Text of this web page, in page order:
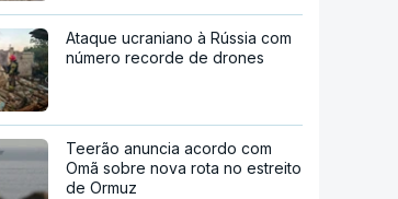
Ataque ucraniano à Rússia com
número recorde de drones
Teerão anuncia acordo com
Omã sobre nova rota no estreito
de Ormuz